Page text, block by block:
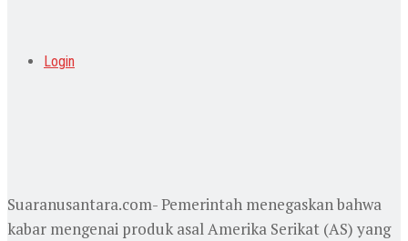
Login
Suaranusantara.com- Pemerintah menegaskan bahwa
kabar mengenai produk asal Amerika Serikat (AS) yang